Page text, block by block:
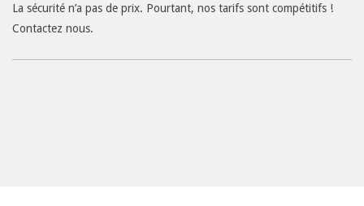
La sécurité n’a pas de prix. Pourtant, nos tarifs sont compétitifs !
Contactez nous.